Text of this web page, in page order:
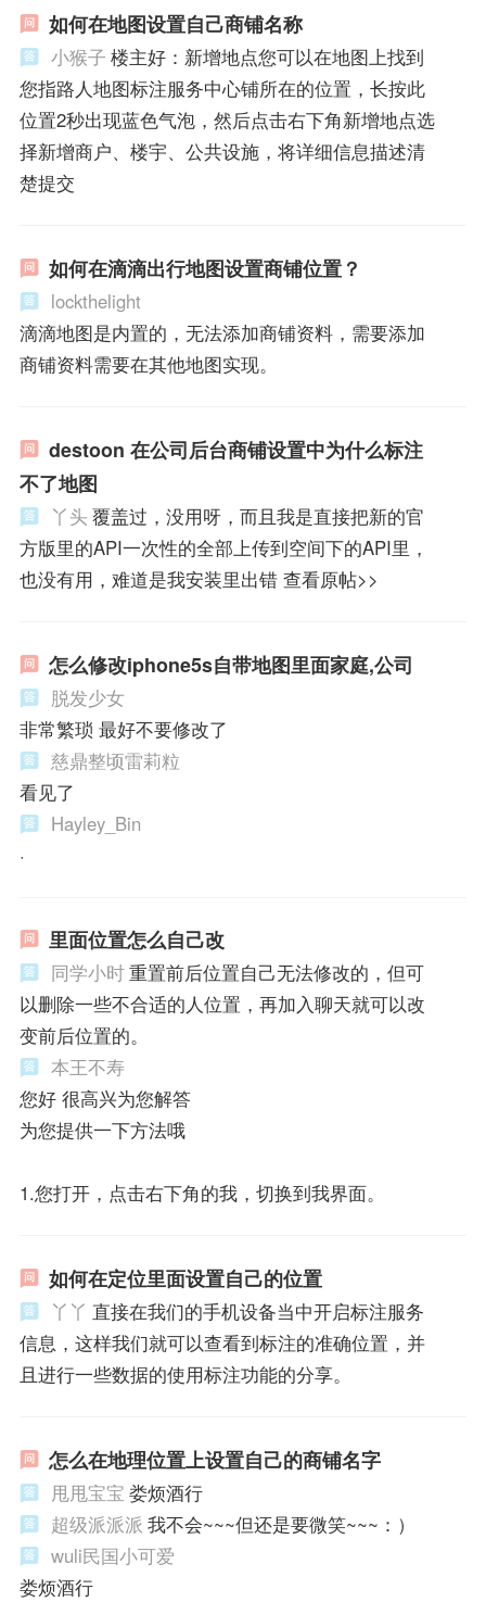
如何在地图设置自己商铺名称
小猴子 楼主好：新增地点您可以在地图上找到
您指路人地图标注服务中心铺所在的位置，长按此
位置2秒出现蓝色气泡，然后点击右下角新增地点选
择新增商户、楼宇、公共设施，将详细信息描述清
楚提交
如何在滴滴出行地图设置商铺位置？
lockthelight
滴滴地图是内置的，无法添加商铺资料，需要添加
商铺资料需要在其他地图实现。
destoon 在公司后台商铺设置中为什么标注
不了地图
丫头 覆盖过，没用呀，而且我是直接把新的官
方版里的API一次性的全部上传到空间下的API里，
也没有用，难道是我安装里出错 查看原帖>>
怎么修改iphone5s自带地图里面家庭,公司
脱发少女
非常繁琐 最好不要修改了
慈鼎整顷雷莉粒
看见了
Hayley_Bin
·
里面位置怎么自己改
同学小时重置前后位置自己无法修改的，但可
以删除一些不合适的人位置，再加入聊天就可以改
变前后位置的。
本王不寿
您好 很高兴为您解答
为您提供一下方法哦
1.您打开，点击右下角的我，切换到我界面。
如何在定位里面设置自己的位置
丫丫 直接在我们的手机设备当中开启标注服务
信息，这样我们就可以查看到标注的准确位置，并
且进行一些数据的使用标注功能的分享。
怎么在地理位置上设置自己的商铺名字
甩甩宝宝 娄烦酒行
超级派派派 我不会~~~但还是要微笑~~~：）
wuli民国小可爱
娄烦酒行